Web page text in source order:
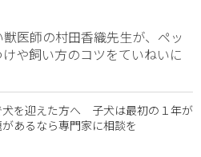
医師の村田香織先生が、ペッ
や飼い方のコツをていねいに
犬を迎えた方へ 子犬は最初の１年が
あるなら専門家に相談を